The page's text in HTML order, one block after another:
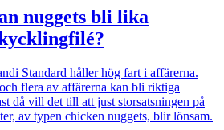
nuggets bli lika
Standard håller hög fart i affärerna.
flera av affärerna kan bli riktiga
då vill det till att just storsatsningen på
av typen chicken nuggets, blir lönsam.